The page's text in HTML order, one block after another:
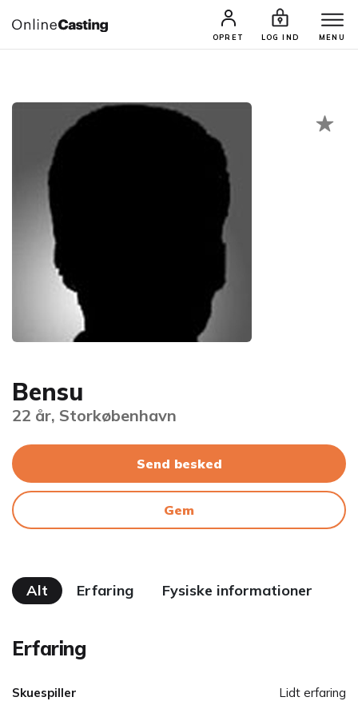
OPRET LOG IND MENU
CASTINGS & JOBS SØG PROFIL
Bensu
22 år, Storkøbenhavn
Send besked
Gem
Alt Erfaring Fysiske informationer
Erfaring
Skuespiller Lidt erfaring